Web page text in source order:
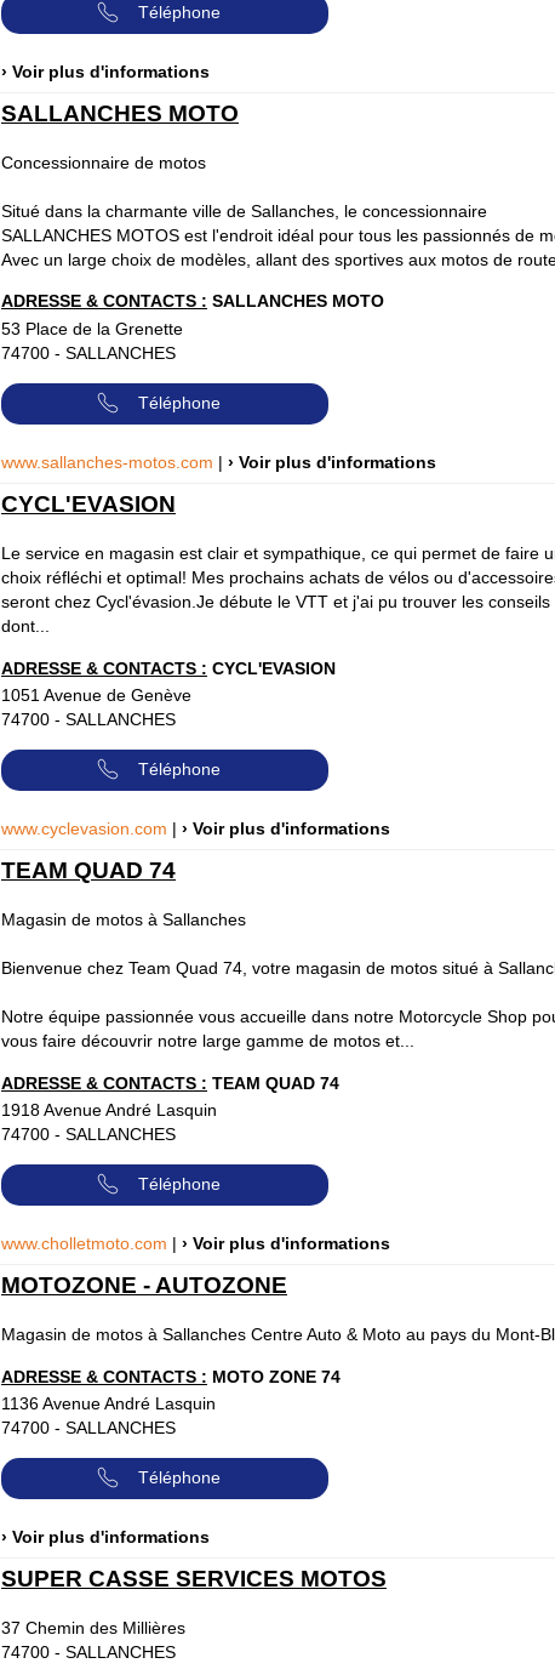
Téléphone
› Voir plus d'informations
SALLANCHES MOTO
Concessionnaire de motos
Situé dans la charmante ville de Sallanches, le concessionnaire
SALLANCHES MOTOS est l'endroit idéal pour tous les passionnés de
Avec un large choix de modèles, allant des sportives aux motos de
ADRESSE & CONTACTS : SALLANCHES MOTO
53 Place de la Grenette
74700 - SALLANCHES
Téléphone
www.sallanches-motos.com | › Voir plus d'informations
CYCL'EVASION
Le service en magasin est clair et sympathique, ce qui permet de faire
choix réfléchi et optimal! Mes prochains achats de vélos ou
seront chez Cycl'évasion.Je débute le VTT et j'ai pu trouver les conseils
dont...
ADRESSE & CONTACTS : CYCL'EVASION
1051 Avenue de Genève
74700 - SALLANCHES
Téléphone
www.cyclevasion.com | › Voir plus d'informations
TEAM QUAD 74
Magasin de motos à Sallanches
Bienvenue chez Team Quad 74, votre magasin de motos situé à
Notre équipe passionnée vous accueille dans notre Motorcycle Shop
vous faire découvrir notre large gamme de motos et...
ADRESSE & CONTACTS : TEAM QUAD 74
1918 Avenue André Lasquin
74700 - SALLANCHES
Téléphone
www.cholletmoto.com | › Voir plus d'informations
MOTOZONE - AUTOZONE
Magasin de motos à Sallanches Centre Auto & Moto au pays du Mont-
ADRESSE & CONTACTS : MOTO ZONE 74
1136 Avenue André Lasquin
74700 - SALLANCHES
Téléphone
› Voir plus d'informations
SUPER CASSE SERVICES MOTOS
37 Chemin des Millières
74700 - SALLANCHES